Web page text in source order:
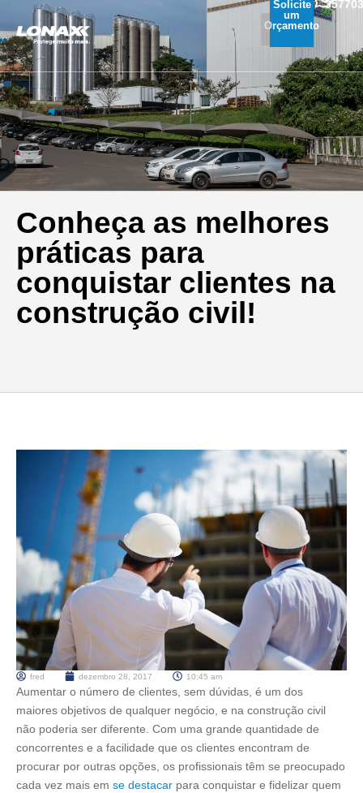
Solicite
um
Orçamento
Conheça as melhores
práticas para
conquistar clientes na
construção civil!
fred dezembro 28, 2017 10:45 am
Aumentar o número de clientes, sem dúvidas, é um dos
maiores objetivos de qualquer negócio, e na construção civil
não poderia ser diferente. Com uma grande quantidade de
concorrentes e a facilidade que os clientes encontram de
procurar por outras opções, os profissionais têm se preocupado
cada vez mais em se destacar para conquistar e fidelizar quem